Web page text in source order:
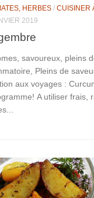
HERBES / CUISINER
2019
savoureux, pleins
Pleins de
aux voyages :
A utiliser frais,